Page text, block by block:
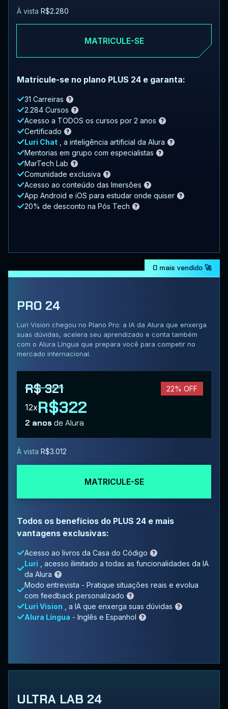
À vista R$2.280
MATRICULE-SE
Matricule-se no plano PLUS 24 e garanta:
31 Carreiras
2.284 Cursos
Acesso a TODOS os cursos por 2 anos
Certificado
Luri Chat
, a inteligência artificial da Alura
Mentorias em grupo com especialistas
MarTech Lab
Comunidade exclusiva
Acesso ao conteúdo das Imersões
App Android e iOS para estudar onde quiser
20% de desconto na Pós Tech
O mais vendido 🚀
PRO 24
Luri Vision chegou no Plano Pro: a IA da Alura que enxerga
suas dúvidas, acelera seu aprendizado e conta também
com o Alura Língua que prepara você para competir no
mercado internacional.
R$ 321 22% OFF
12xR$322
2 anosde Alura
À vista R$3.012
MATRICULE-SE
Todos os benefícios do PLUS 24 e mais
vantagens exclusivas:
Acesso ao livros da Casa do Código
Luri
, acesso ilimitado a todas as funcionalidades da IA
da Alura
Modo entrevista - Pratique situações reais e evolua
com feedback personalizado
Luri Vision
, a IA que enxerga suas dúvidas
Alura Língua - Inglês e Espanhol
ULTRA LAB 24